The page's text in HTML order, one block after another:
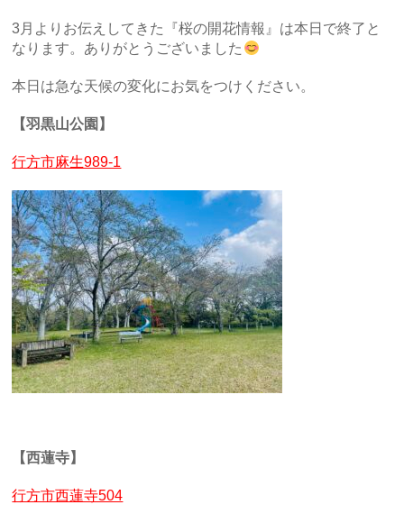
3月よりお伝えしてきた『桜の開花情報』は本日で終了と
なります。ありがとうございました
本日は急な天候の変化にお気をつけください。
【羽黒山公園】
行方市麻生989-1
【西蓮寺】
行方市西蓮寺504